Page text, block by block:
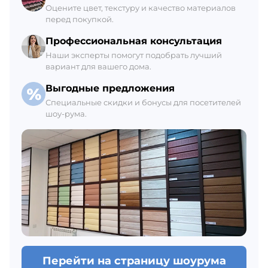
+7 (812) 309-42-27, доб. 6
Ежедневно с 8:00 до 21:00
В наличии 15 шт.
Оцените цвет, текстуру и качество материалов
перед покупкой.
Профессиональная консультация
Наши эксперты помогут подобрать лучший
вариант для вашего дома.
Выгодные предложения
Специальные скидки и бонусы для посетителей
шоу-рума.
Перейти на страницу шоурума